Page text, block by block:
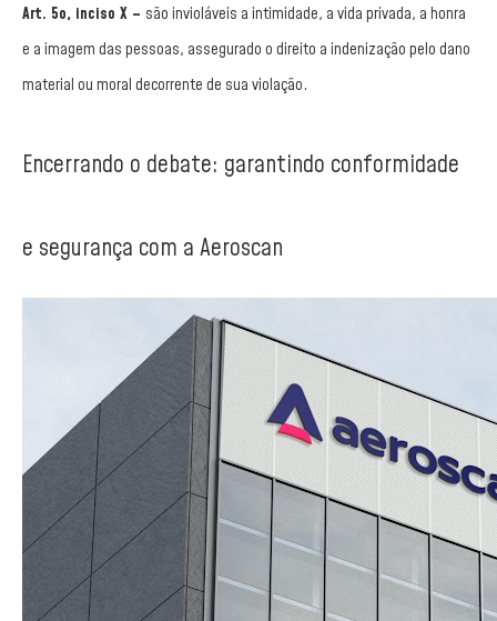
Art. 5o, inciso X – são invioláveis a intimidade, a vida privada, a honra
e a imagem das pessoas, assegurado o direito a indenização pelo dano
material ou moral decorrente de sua violação.
Encerrando o debate: garantindo conformidade
e segurança com a Aeroscan